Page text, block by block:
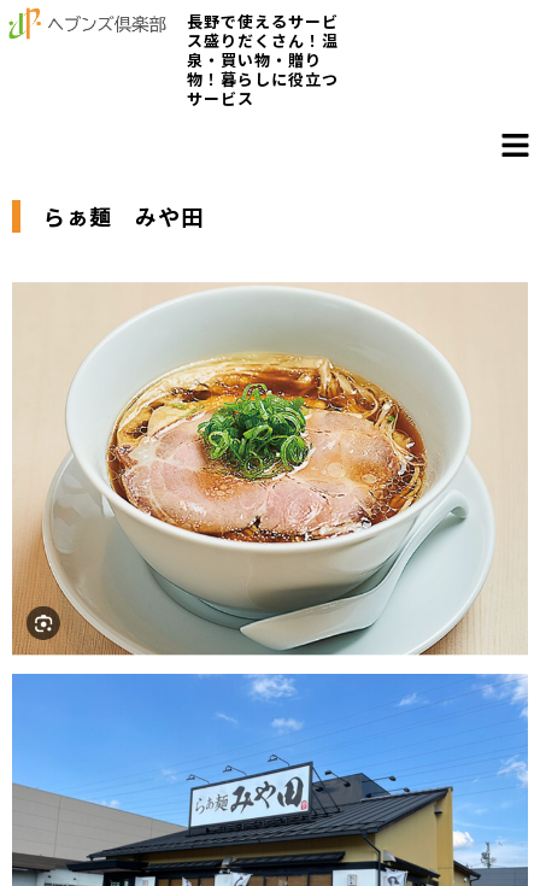
長野で使えるサービ
ス盛りだくさん！温
泉・買い物・贈り
物！暮らしに役立つ
サービス
らぁ麺 みや田